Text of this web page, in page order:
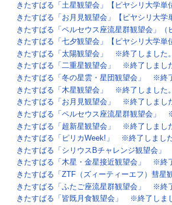
きたすばる「土星観望会」【ピヤシリ大学
きたすばる「お月見観望会」【ピヤシリ大
きたすばる「ペルセウス座流星群観望会」
きたすばる「七夕観望会」【ピヤシリ大学単
きたすばる「太陽観望会」 ※終了しました。
きたすばる「二重星観望会」 ※終了しまし
きたすばる「冬の星雲・星団観望会」 ※終
きたすばる「木星観望会」 ※終了しました。
きたすばる「お月見観望会」 ※終了しまし
きたすばる「ペルセウス座流星群観望会」
きたすばる「超新星観望会」 ※終了しまし
きたすばる「ピリカWeek!」 ※終了しました
きたすばる「シリウスBチャレンジ観望会」
きたすばる「木星・金星接近観望会」 ※終
きたすばる「ZTF（ズィーティーエフ）彗
きたすばる「ふたご座流星群観望会」 ※終
きたすばる「皆既月食観望会」 ※終了しま